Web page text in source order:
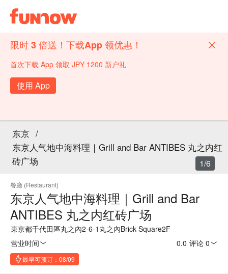
限时 3 倍送！下载App 领优惠！
首次下载 App 领取 JPY 1200 新户礼
使用 App
东京 /
东京人气地中海料理｜Grill and Bar ANTIBES 丸之内红
砖广场
餐廳 (Restaurant)
东京人气地中海料理｜Grill and Bar
ANTIBES 丸之内红砖广场
東京都千代田區丸之內2-6-1丸之內Brick Square2F
营业时间
0.0 评论 0
最早可预订：08/09
1/6